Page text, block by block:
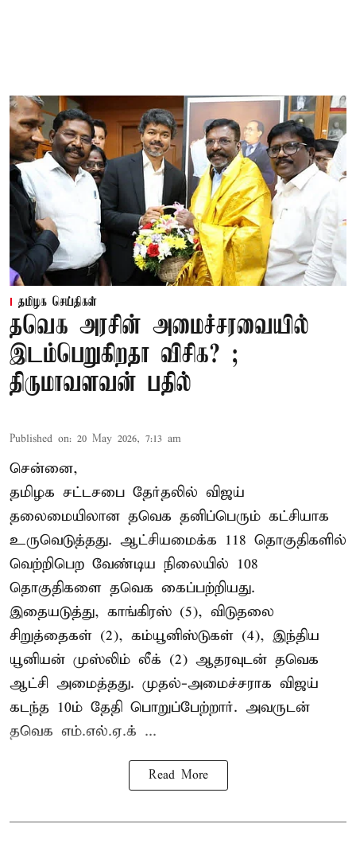
தமிழக செய்திகள்
தவெக அரசின் அமைச்சரவையில்
இடம்பெறுகிறதா விசிக? ;
திருமாவளவன் பதில்
Published on: 20 May 2026, 7:13 am
சென்னை,
தமிழக சட்டசபை தேர்தலில் விஜய்
தலைமையிலான தவெக தனிப்பெரும் கட்சியாக
உருவெடுத்தது. ஆட்சியமைக்க 118 தொகுதிகளில்
வெற்றிபெற வேண்டிய நிலையில் 108
தொகுதிகளை தவெக கைப்பற்றியது.
இதையடுத்து, காங்கிரஸ் (5), விடுதலை
சிறுத்தைகள் (2), கம்யூனிஸ்டுகள் (4), இந்திய
யூனியன் முஸ்லிம் லீக் (2) ஆதரவுடன் தவெக
ஆட்சி அமைத்தது. முதல்-அமைச்சராக விஜய்
கடந்த 10ம் தேதி பொறுப்பேற்றார். அவருடன்
தவெக எம்.எல்.ஏ.க் ...
Read More